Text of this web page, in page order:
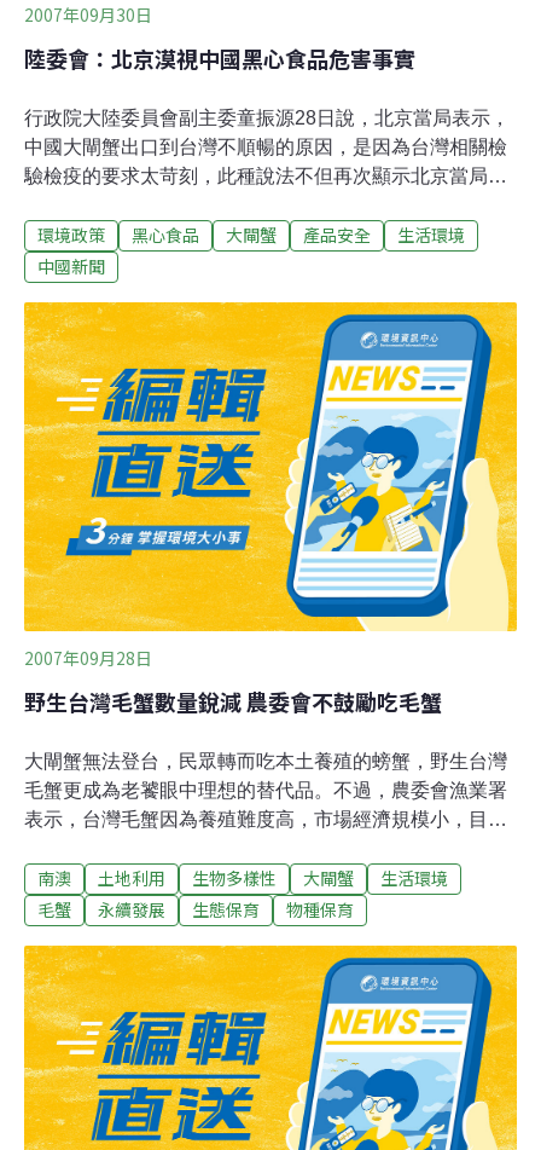
2007年09月30日
陸委會：北京漠視中國黑心食品危害事實
行政院大陸委員會副主委童振源28日說，北京當局表示，
中國大閘蟹出口到台灣不順暢的原因，是因為台灣相關檢
驗檢疫的要求太苛刻，此種說法不但再次顯示北京當局漠
康權益的惡劣態度，令人無法認同。近期中國輸往外國的
許多食品，被檢驗出含有超量的有毒物質，甚至致人於
批次來自中國的含毒食品配料、有毒化妝品和假藥；泰國
衛生部也將10%左右的中國食品列入進口黑名單。雖然任
何國家都不能保證自己的出口商品絕對沒有問題。但是，
像這樣類別多、大批量、涉及這麼多國家和地區、造成如
此嚴重危害的食品，在世界上卻屬罕見。中國出口的黑心
食品一再遭各國檢驗出含有致癌物質，不但是衛生要求高
的西方國家，就是比中國落後的發展中國家，也對中國製
造的黑心食品與黑心藥品頗有微詞，引發各國政府的強烈
反彈與施壓。
環境政策 黑心食品 大閘蟹 產品安全
生活環境
中國新聞
2007年09月28日
野生台灣毛蟹數量銳減 農委會不鼓勵吃毛蟹
大閘蟹無法登台，民眾轉而吃本土養殖的螃蟹，野生台灣
毛蟹更成為老饕眼中理想的替代品。不過，農委會漁業署
表示，台灣毛蟹因為養殖難度高，市場經濟規模小，目前
減少，為了生態並不贊成民眾吃毛蟹，漁業署現階段也沒
有發展台灣毛蟹養殖的計劃。 台灣毛蟹是台灣特有種，多
棲息環境過度開發，人們濫捕的影響，數量已經大幅銳
減，宜蘭縣政府曾經禁止撈捕過，不過成效不彰。 目前無
法「完全養殖」毛蟹；農委會漁業署副署長沙志一指出
「所謂完全養殖是種苗不靠天然的，就像鰻魚；日本鰻我
們不能完全養殖，必須每年撈鰻苗，但我們有七、八十種
水產品我們可以完全養殖，在這樣的情況下，所有毛蟹如
果要養殖的話，要去撈小苗的話，那是很難處理的」。
南澳 土地利用 生物多樣性 大閘蟹
生活環境
毛蟹
永續發展 生態保育 物種保育